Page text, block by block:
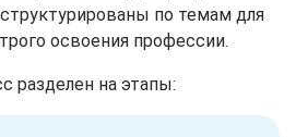
по темам для
освоения профессии.
разделен на этапы: